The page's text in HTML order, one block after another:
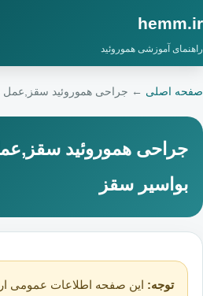
hemm.ir
راهنمای آموزشی هموروئید
صفحه اصلی ← جراحی هموروئید سقز,عمل
جراحی هموروئید
بواسیر سقز
توجه: این صفحه اطلاعات عمومی